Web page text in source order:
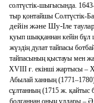
солтүстік-шығысында.
тыр қонтайшы Солтүстік-
дейін және Шу-Іле
қуып шыққаннан кейін
жүздің дулат тайпасы
тайпасының қыстауы мен
ХVІІІ ғ. екінші жартысы –
Абылай ханның
сұлтанның (1715 ж. қайтыс
болғаннан оның ұлдары –